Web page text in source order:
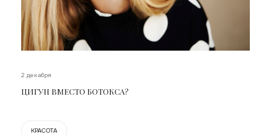
2 декабря
ЦИГУН ВМЕСТО БОТОКСА?
КРАСОТА